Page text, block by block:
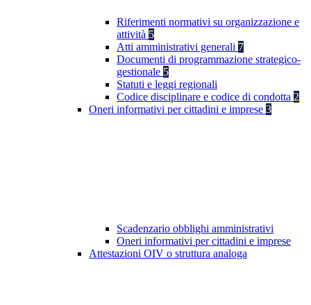
Riferimenti normativi su organizzazione e
attività 5
Atti amministrativi generali 7
Documenti di programmazione strategico-
gestionale 5
Statuti e leggi regionali
Codice disciplinare e codice di condotta 2
Oneri informativi per cittadini e imprese 3
Scadenzario obblighi amministrativi
Oneri informativi per cittadini e imprese
Attestazioni OIV o struttura analoga